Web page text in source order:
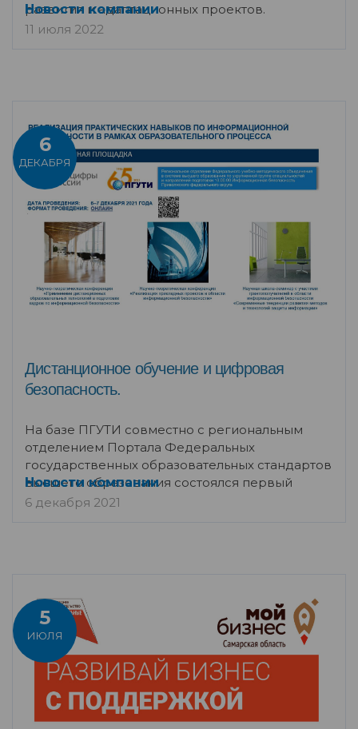
развития и адаптационных проектов.
Новости компании
11 июля 2022
6
ДЕКАБРЯ
Дистанционное обучение и цифровая
безопасность.
На базе ПГУТИ совместно с региональным
отделением Портала Федеральных
государственных образовательных стандартов
высшего образования состоялся первый
Новости компании
6 декабря 2021
5
ИЮЛЯ